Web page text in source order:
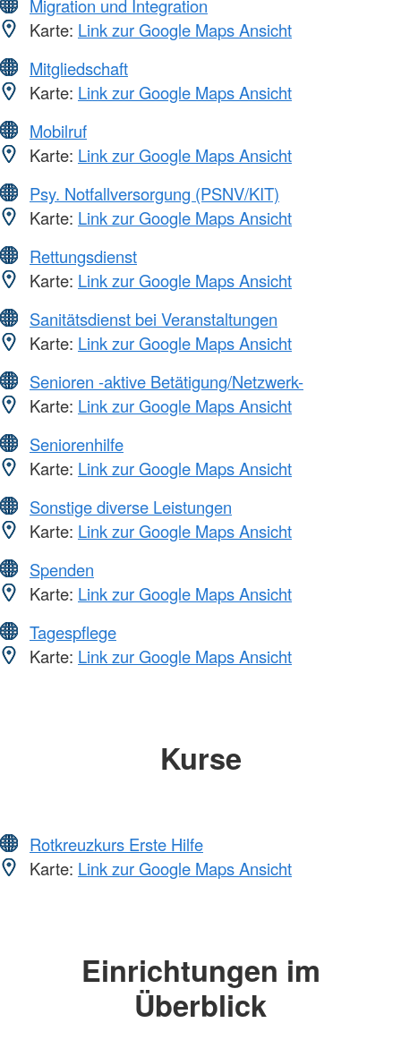
Migration und Integration
Karte: Link zur Google Maps Ansicht
Mitgliedschaft
Karte: Link zur Google Maps Ansicht
Mobilruf
Karte: Link zur Google Maps Ansicht
Psy. Notfallversorgung (PSNV/KIT)
Karte: Link zur Google Maps Ansicht
Rettungsdienst
Karte: Link zur Google Maps Ansicht
Sanitätsdienst bei Veranstaltungen
Karte: Link zur Google Maps Ansicht
Senioren -aktive Betätigung/Netzwerk-
Karte: Link zur Google Maps Ansicht
Seniorenhilfe
Karte: Link zur Google Maps Ansicht
Sonstige diverse Leistungen
Karte: Link zur Google Maps Ansicht
Spenden
Karte: Link zur Google Maps Ansicht
Tagespflege
Karte: Link zur Google Maps Ansicht
Kurse
Rotkreuzkurs Erste Hilfe
Karte: Link zur Google Maps Ansicht
Einrichtungen im
Überblick